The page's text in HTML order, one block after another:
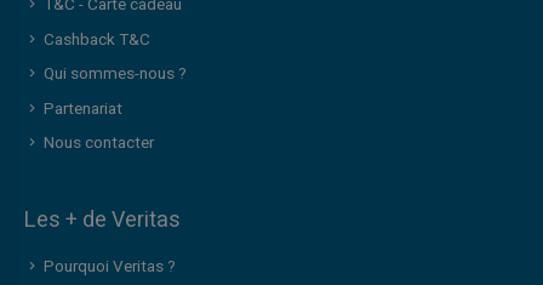
Cashback T&C
Qui sommes-nous ?
Partenariat
Nous contacter
Les + de Veritas
Pourquoi Veritas ?